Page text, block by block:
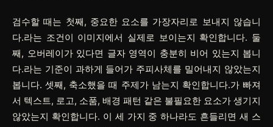
검수할 때는 첫째, 중요한 요소를 가장자리로 보내지 않습니
다.라는 조건이 이미지에서 실제로 보이는지 확인합니다. 둘
째, 오버레이가 있다면 글자 영역이 충분히 비어 있는지 봅니
다.라는 기준이 과하게 들어가 주피사체를 밀어내지 않았는지
봅니다. 셋째, 축소했을 때 주제가 남는지 확인합니다.가 빠져
서 텍스트, 로고, 소품, 배경 패턴 같은 불필요한 요소가 생기지
않았는지 확인합니다. 이 세 가지 중 하나라도 흔들리면 새 스